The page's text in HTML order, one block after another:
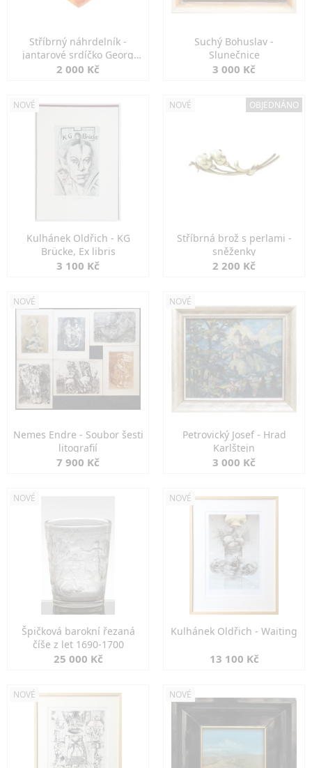
Stříbrný náhrdelník -
jantarové srdíčko Georg
Kramer
2 000 Kč
Suchý Bohuslav -
Slunečnice
3 000 Kč
NOVÉ
Kulhánek Oldřich - KG
Brücke, Ex libris
3 100 Kč
NOVÉ OBJEDNÁNO
Stříbrná brož s perlami -
sněženky
2 200 Kč
NOVÉ
Nemes Endre - Soubor šesti
litografií
7 900 Kč
NOVÉ
Petrovický Josef - Hrad
Karlštejn
3 000 Kč
NOVÉ
Špičková barokní řezaná
číše z let 1690-1700
25 000 Kč
NOVÉ
Kulhánek Oldřich - Waiting
13 100 Kč
NOVÉ NOVÉ